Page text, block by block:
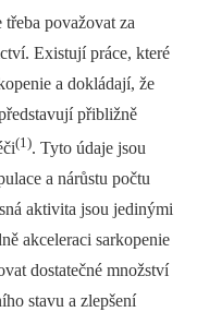
považovat za
Existují práce, které
a dokládají, že
přibližně
(1). Tyto údaje jsou
a nárůstu počtu
aktivita jsou jedinými
akceleraci sarkopenie
dostatečné množství
stavu a zlepšení